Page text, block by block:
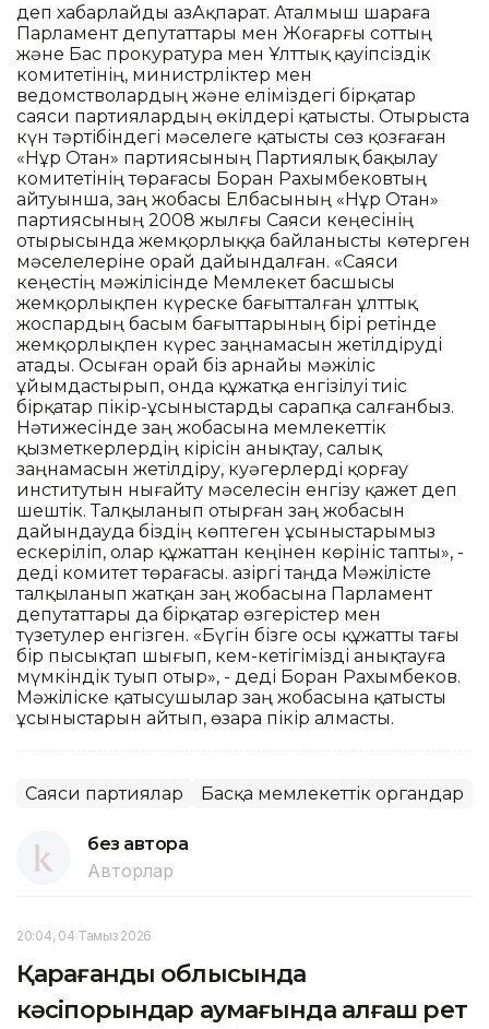
деп хабарлайды ҚазАқпарат. Аталмыш шараға
Парламент депутаттары мен Жоғарғы соттың
және Бас прокуратура мен Ұлттық қауіпсіздік
комитетінің, министрліктер мен
ведомстволардың және еліміздегі бірқатар
саяси партиялардың өкілдері қатысты. Отырыста
күн тәртібіндегі мәселеге қатысты сөз қозғаған
«Нұр Отан» партиясының Партиялық бақылау
комитетінің төрағасы Боран Рахымбековтың
айтуынша, заң жобасы Елбасының «Нұр Отан»
партиясының 2008 жылғы Саяси кеңесінің
отырысында жемқорлыққа байланысты көтерген
мәселелеріне орай дайындалған. «Саяси
кеңестің мәжілісінде Мемлекет басшысы
жемқорлықпен күреске бағытталған ұлттық
жоспардың басым бағыттарының бірі ретінде
жемқорлықпен күрес заңнамасын жетілдіруді
атады. Осыған орай біз арнайы мәжіліс
ұйымдастырып, онда құжатқа енгізілуі тиіс
бірқатар пікір-ұсыныстарды сарапқа салғанбыз.
Нәтижесінде заң жобасына мемлекеттік
қызметкерлердің кірісін анықтау, салық
заңнамасын жетілдіру, куәгерлерді қорғау
институтын нығайту мәселесін енгізу қажет деп
шештік. Талқыланып отырған заң жобасын
дайындауда біздің көптеген ұсыныстарымыз
ескеріліп, олар құжаттан кеңінен көрініс тапты», -
деді комитет төрағасы. Қазіргі таңда Мәжілісте
талқыланып жатқан заң жобасына Парламент
депутаттары да бірқатар өзгерістер мен
түзетулер енгізген. «Бүгін бізге осы құжатты тағы
бір пысықтап шығып, кем-кетігімізді анықтауға
мүмкіндік туып отыр», - деді Боран Рахымбеков.
Мәжіліске қатысушылар заң жобасына қатысты
ұсыныстарын айтып, өзара пікір алмасты.
Саяси партиялар Басқа мемлекеттік органдар
без автора
Авторлар
20:04, 04 Тамыз 2026
Қарағанды облысында
кәсіпорындар аумағында алғаш рет